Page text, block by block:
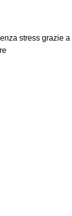
al mio
la ricerca del
le foto
stress grazie a